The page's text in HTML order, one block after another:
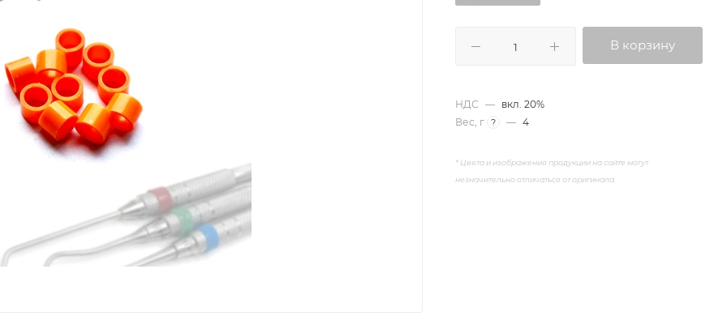
В корзину
НДС — вкл. 20%
Вес, г ? — 4
* Цвета и изображения продукции на сайте могут
незначительно отличаться от оригинала.